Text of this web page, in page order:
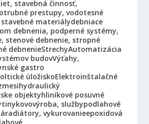
stavebná činnosť,
prestupy, vodotesné
stavebné materiálydebniace
debnenia, podperné systémy,
stenové debnenie, stropné
debnenieStrechyAutomatizácia
budovVýťahy,
gastro
úložiskoElektroinštalačné
hydraulický
objektyhliníkové posuvné
kovovýroba, službypodlahové
radiátory, vykurovanieepoxidová